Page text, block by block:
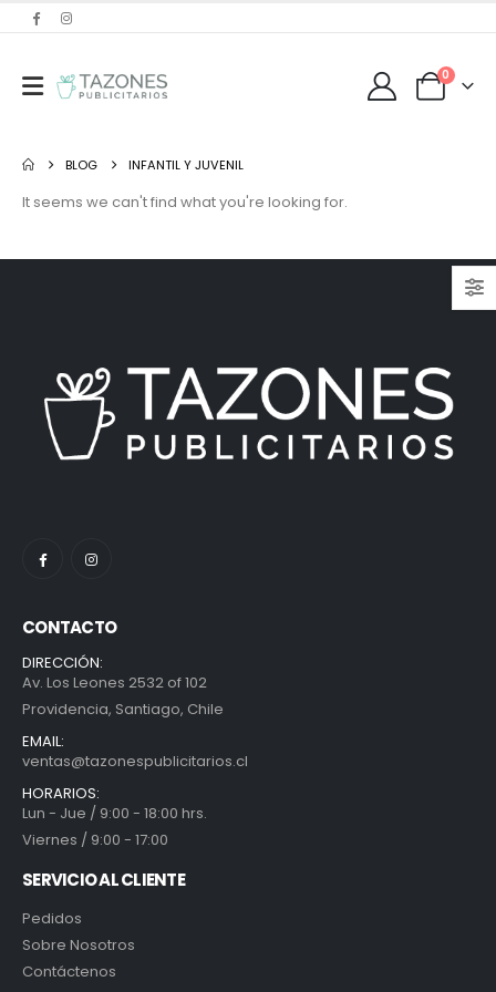
0
BLOG INFANTIL Y JUVENIL
It seems we can't find what you're looking for.
CONTACTO
DIRECCIÓN:
Av. Los Leones 2532 of 102
Providencia, Santiago, Chile
EMAIL:
ventas@tazonespublicitarios.cl
HORARIOS:
Lun - Jue / 9:00 - 18:00 hrs.
Viernes / 9:00 - 17:00
SERVICIO AL CLIENTE
Pedidos
Sobre Nosotros
Contáctenos